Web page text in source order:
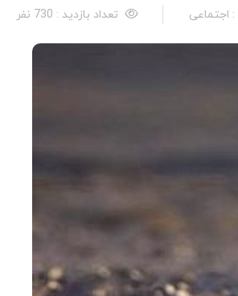
اجتماعی تعداد بازدید : 730 نفر